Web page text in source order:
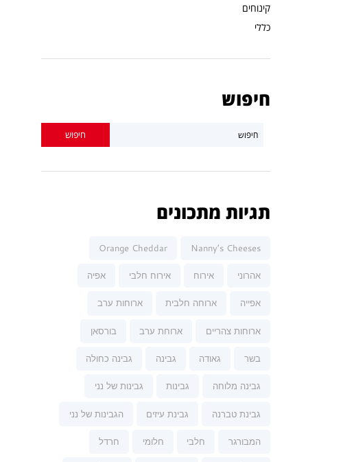
קינוחים
כללי
חיפוש
תגיות מתכונים
Nanny’s Cheeses
Orange Cheddar
אהרוני אירוח אירוח חלבי אפיה
אפייה ארוחה חלבית ארוחות ערב
ארוחות צהריים ארוחת ערב בורסאן
בשר גאודה גבינה גבינה כחולה
גבינה מלוחה גבינות גבינות של נני
גבינת טברנה גבינת עיזים הגבינות של נני
המבורגר חלבי חלומי חרדל